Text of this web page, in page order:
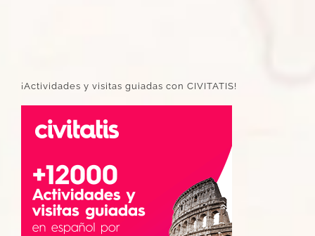
¡Actividades y visitas guiadas con CIVITATIS!